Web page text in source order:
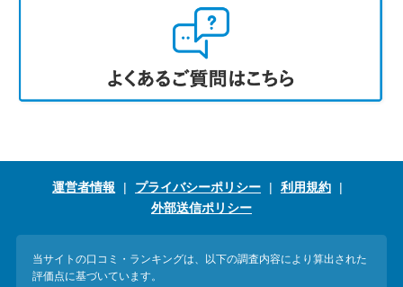
運営者情報 プライバシーポリシー
利用規約
外部送信ポリシー
当サイトの口コミ・ランキングは、以下の調査内容により算出された
評価点に基づいています。